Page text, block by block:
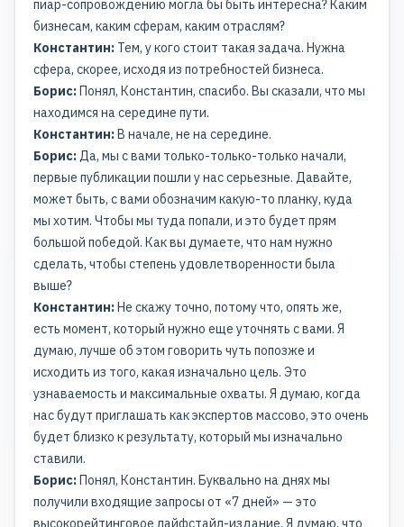
пиар-сопровождению могла бы быть интересна? Каким
бизнесам, каким сферам, каким отраслям?
Константин: Тем, у кого стоит такая задача. Нужна
сфера, скорее, исходя из потребностей бизнеса.
Борис:Понял, Константин, спасибо. Вы сказали, что мы
находимся на середине пути.
Константин:В начале, не на середине.
Борис:Да, мы с вами только-только-только начали,
первые публикации пошли у нас серьезные. Давайте,
может быть, с вами обозначим какую-то планку, куда
мы хотим. Чтобы мы туда попали, и это будет прям
большой победой. Как вы думаете, что нам нужно
сделать, чтобы степень удовлетворенности была
выше?
Константин:Не скажу точно, потому что, опять же,
есть момент, который нужно еще уточнять с вами. Я
думаю, лучше об этом говорить чуть попозже и
исходить из того, какая изначально цель. Это
узнаваемость и максимальные охваты. Я думаю, когда
нас будут приглашать как экспертов массово, это очень
будет близко к результату, который мы изначально
ставили.
Борис:Понял, Константин. Буквально на днях мы
получили входящие запросы от «7 дней» — это
высокорейтинговое лайфстайл-издание. Я думаю, что